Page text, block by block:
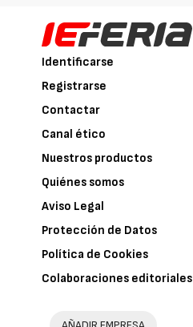
Identificarse
Registrarse
Contactar
Canal ético
Nuestros productos
Quiénes somos
Aviso Legal
Protección de Datos
Política de Cookies
Colaboraciones editoriales